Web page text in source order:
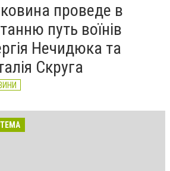
проведе в
путь воїнів
Нечидюка та
Скруга